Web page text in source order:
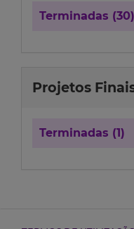
Terminadas (30)
Projetos
Terminadas (1)